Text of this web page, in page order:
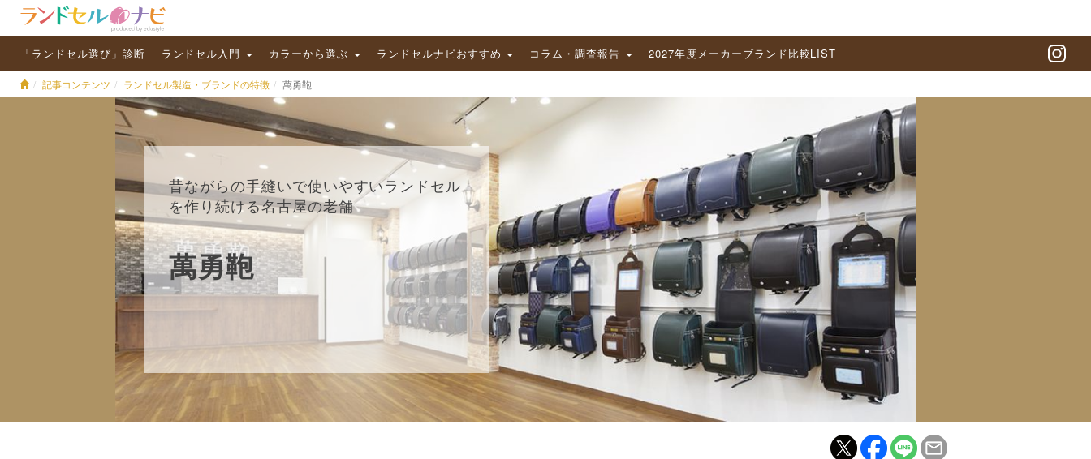
「ランドセル選び」診断 ランドセル入門 カラーから選ぶ ランドセルナビおすすめ コラム・調査報告 2027年度メーカーブランド比較LIST
記事コンテンツ ランドセル製造・ブランドの特徴 萬勇鞄
昔ながらの手縫いで使いやすいランドセル
を作り続ける名古屋の老舗
萬勇鞄